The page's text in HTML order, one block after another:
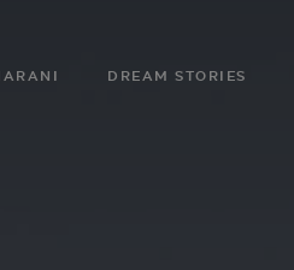
DREAM STORIES